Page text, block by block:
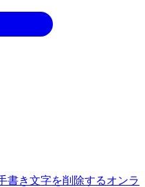
書き文字を削除するオンラ